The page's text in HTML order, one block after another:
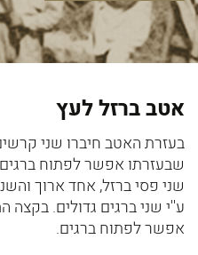
אטב ברזל לעץ
בעזרת האטב חיברו שני
שבעזרתו אפשר לפתוח
שני פסי ברזל, אחד ארוך
ע''י שני ברגים גדולים.
אפשר לפתוח ברגים.